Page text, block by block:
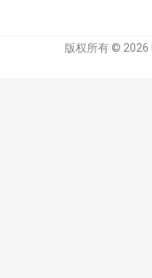
版权所有 © 2026